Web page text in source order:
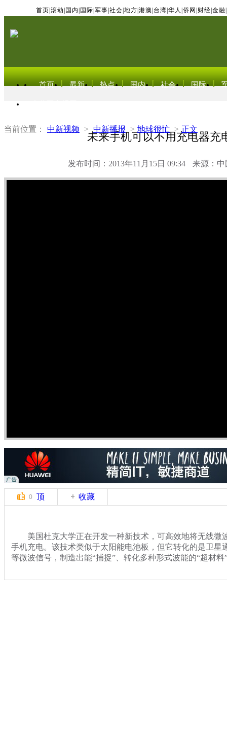
首页 滚动 国内 国际 军事 社会 地方 港澳 台湾 华人 侨网 财经 金融
首页 最新 热点 国内 社会 国际
当前位置： 中新视频 > 中新播报 > 地球很忙 > 正文
未来手机可以不用充电器充
发布时间：2013年11月15日 09:34 来源：中
0 顶 收藏
美国杜克大学正在开发一种新技术，可高效地将无线微
手机充电。该技术类似于太阳能电池板，但它转化的是卫星
等微波信号，制造出能“捕捉”、转化多种形式波能的“超材料